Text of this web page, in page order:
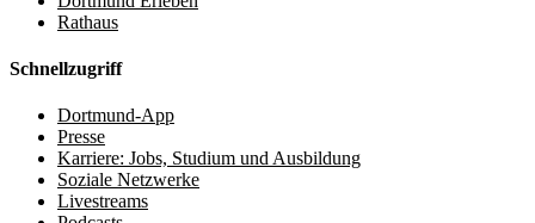
Rathaus
Schnellzugriff
Dortmund-App
Presse
Karriere: Jobs, Studium und Ausbildung
Soziale Netzwerke
Livestreams